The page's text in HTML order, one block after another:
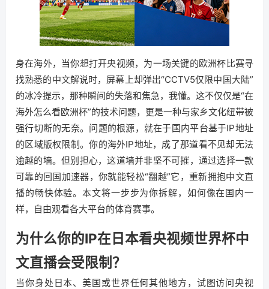
身在海外，当你想打开央视频，为一场关键的欧洲杯比赛寻
找熟悉的中文解说时，屏幕上却弹出“CCTV5仅限中国大陆”
的冰冷提示，那种瞬间的失落和焦急，我懂。这不仅仅是“在
海外怎么看欧洲杯”的技术问题，更是一种与家乡文化纽带被
强行切断的无奈。问题的根源，就在于国内平台基于IP地址
的区域版权限制。你的海外IP地址，成了那道看不见却无法
逾越的墙。但别担心，这道墙并非坚不可摧，通过选择一款
可靠的回国加速器，你就能轻松“翻越”它，重新拥抱中文直
播的畅快体验。本文将一步步为你拆解，如何像在国内一
样，自由观看各大平台的体育赛事。
为什么你的IP在日本看央视频世界杯中
文直播会受限制？
当你身处日本、美国或世界任何其他地方，试图访问央视